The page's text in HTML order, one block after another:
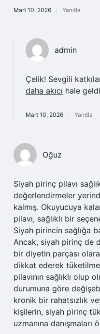
Mart 10, 2026 Yanıtla
admin
Çelik! Sevgili
daha akıcı hale
Mart 10, 2026 Yanıtla
Oğuz
Siyah pirinç pilavı
değerlendirmeler
kalmış. Okuyucuya
pilavı, sağlıklı bir
Siyah pirincin sağlığa
Ancak, siyah pirinç de
bir diyetin parçası
dikkat ederek
pilavının sağlıklı olup
durumuna göre
kronik bir rahatsızlık
kişilerin, siyah pirinç
uzmanına danışmaları